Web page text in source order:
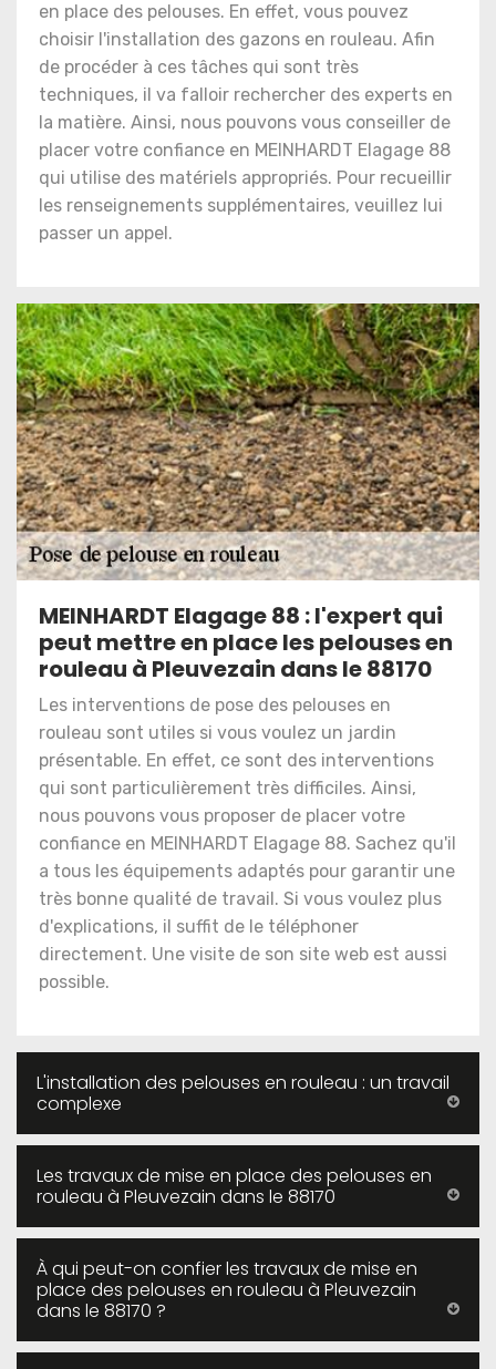
en place des pelouses. En effet, vous pouvez
choisir l'installation des gazons en rouleau. Afin
de procéder à ces tâches qui sont très
techniques, il va falloir rechercher des experts en
la matière. Ainsi, nous pouvons vous conseiller de
placer votre confiance en MEINHARDT Elagage 88
qui utilise des matériels appropriés. Pour recueillir
les renseignements supplémentaires, veuillez lui
passer un appel.
MEINHARDT Elagage 88 : l'expert qui
peut mettre en place les pelouses en
rouleau à Pleuvezain dans le 88170
Les interventions de pose des pelouses en
rouleau sont utiles si vous voulez un jardin
présentable. En effet, ce sont des interventions
qui sont particulièrement très difficiles. Ainsi,
nous pouvons vous proposer de placer votre
confiance en MEINHARDT Elagage 88. Sachez qu'il
a tous les équipements adaptés pour garantir une
très bonne qualité de travail. Si vous voulez plus
d'explications, il suffit de le téléphoner
directement. Une visite de son site web est aussi
possible.
L'installation des pelouses en rouleau : un travail
complexe
Les travaux de mise en place des pelouses en
rouleau à Pleuvezain dans le 88170
À qui peut-on confier les travaux de mise en
place des pelouses en rouleau à Pleuvezain
dans le 88170 ?